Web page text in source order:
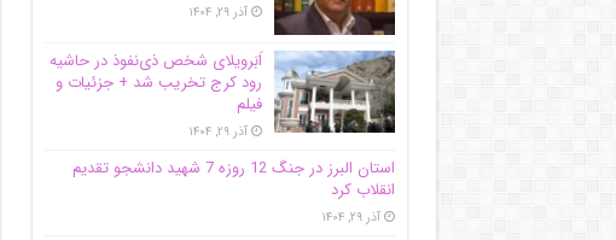
آذر ۲۹, ۱۴۰۴
اَبَر‌ویلای شخص ذی‌نفوذ در حاشیه‌
رود کرج تخریب شد + جزئیات و
فیلم
آذر ۲۹, ۱۴۰۴
استان البرز در جنگ 12 روزه 7 شهید دانشجو تقدیم
انقلاب کرد
آذر ۲۹, ۱۴۰۴